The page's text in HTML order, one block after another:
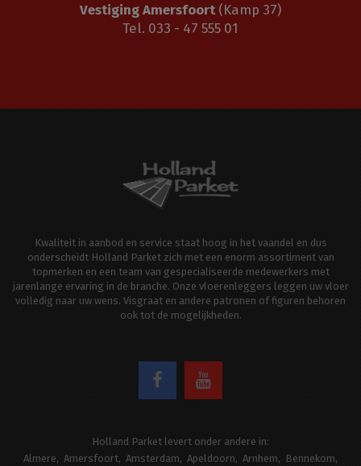
Vestiging Amersfoort (Kamp 37)
Tel. 033 - 47 555 01
Kwaliteit in aanbod en service staat hoog in het vaandel en dus
onderscheidt Holland Parket zich met een enorm assortiment van
topmerken en een team van gespecialiseerde medewerkers met
jarenlange ervaring in de branche. Onze vloerenleggers leggen uw vloer
volledig naar uw wens. Visgraat en andere patronen of figuren behoren
ook tot de mogelijkheden.
Holland Parket levert onder andere in:
Almere
Amersfoort Amsterdam Apeldoorn Arnhem
Bennekom